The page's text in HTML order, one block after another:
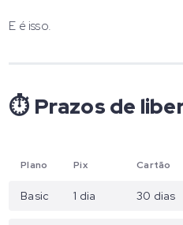
E é isso.
⏱️ Prazos de
Plano Pix Cartão
Basic 1 dia 30 dias